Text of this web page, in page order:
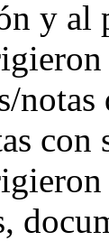
y al
con